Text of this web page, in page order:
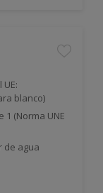
blanco)
1 (Norma UNE
de agua